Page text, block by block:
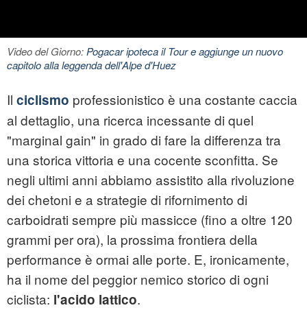
Video del Giorno:Pogacar ipoteca il Tour e aggiunge un nuovo
capitolo alla leggenda dell'Alpe d'Huez
Il ciclismo professionistico è una costante caccia
al dettaglio, una ricerca incessante di quel
"marginal gain" in grado di fare la differenza tra
una storica vittoria e una cocente sconfitta. Se
negli ultimi anni abbiamo assistito alla rivoluzione
dei chetoni e a strategie di rifornimento di
carboidrati sempre più massicce (fino a oltre 120
grammi per ora), la prossima frontiera della
performance è ormai alle porte. E, ironicamente,
ha il nome del peggior nemico storico di ogni
ciclista: l'acido lattico.